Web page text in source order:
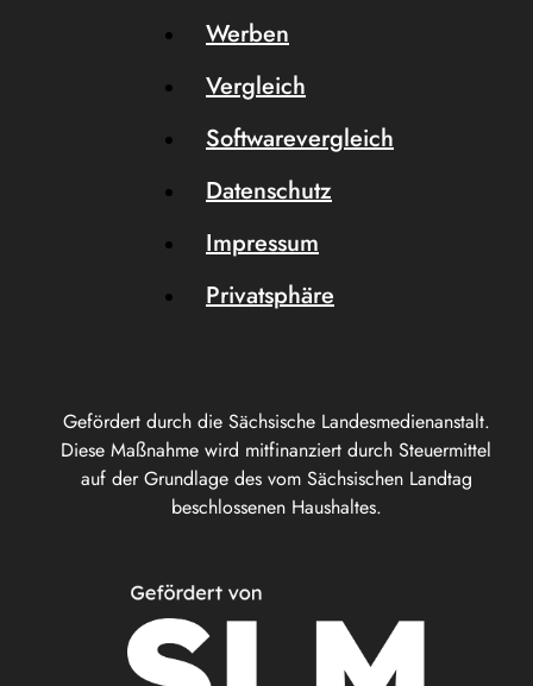
Gefördert durch die Sächsische Landesmedienanstalt.
Diese Maßnahme wird mitfinanziert durch Steuermittel
auf der Grundlage des vom Sächsischen Landtag
beschlossenen Haushaltes.
Werben
Vergleich
Softwarevergleich
Datenschutz
Impressum
Privatsphäre